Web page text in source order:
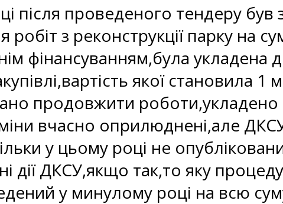
після проведеного тендеру
робіт з реконструкції парку на
фінансуванням,була
якої становила
продовжити
вчасно оприлюднені,але
у цьому році не
дії ДКСУ,якщо так,то яку
у минулому році на всю